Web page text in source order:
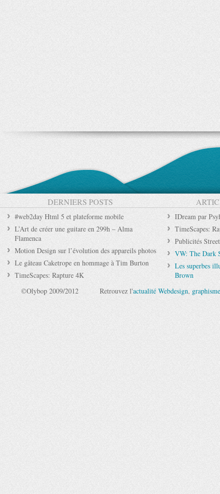
DERNIERS POSTS
#web2day Html 5 et plateforme mobile
L’Art de créer une guitare en 299h – Alma
Flamenca
Motion Design sur l’évolution des appareils photos
Le gâteau Caketrope en hommage à Tim Burton
TimeScapes: Rapture 4K
IDream par
TimeScapes:
Publicités
VW: The Dark
Les superbes
Brown
©Olybop 2009/2012
Retrouvez l'actualité Webdesign, graphisme